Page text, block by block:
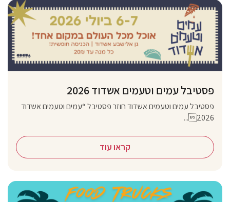
פסטיבל עמים וטעמים אשדוד 2026
פסטיבל עמים וטעמים אשדוד חוזר פסטיבל “עמים וטעמים אשדוד
2026...
קראו עוד